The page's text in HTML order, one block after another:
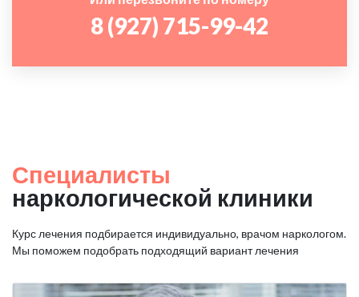
8 (927) 715-99-42
Специалисты
наркологической клиники
Курс лечения подбирается индивидуально, врачом наркологом.
Мы поможем подобрать подходящий вариант лечения